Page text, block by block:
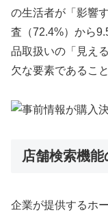
の生活者が「影響
査（72.4%）から
品取扱いの「見え
欠な要素であるこ
店舗検索機
企業が提供するホ